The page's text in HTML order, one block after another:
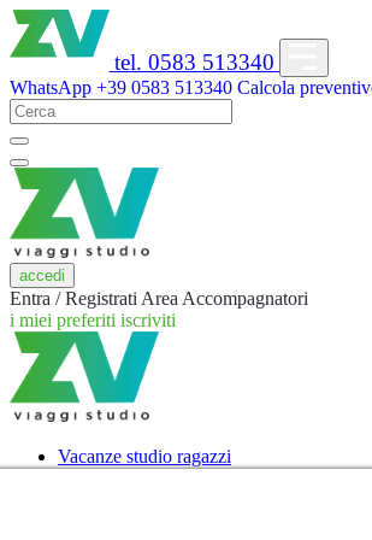
tel. 0583 513340
WhatsApp +39 0583 513340 Calcola
accedi
Entra / Registrati Area Accompagnatori
i miei preferiti iscriviti
Vacanze studio ragazzi